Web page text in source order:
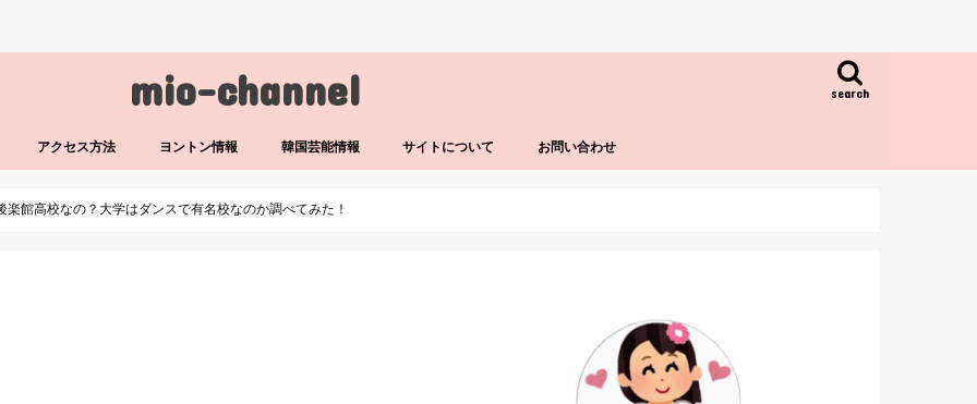
mio-channel search
アクセス方法 ヨントン情報 韓国芸能情報 サイトについて お問い合わせ
館高校なの？大学はダンスで有名校なのか調べてみた！